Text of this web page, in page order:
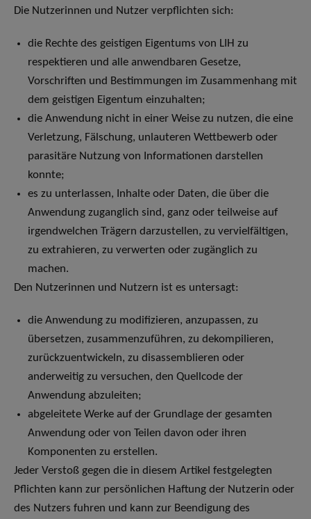
Die Nutzerinnen und Nutzer verpflichten sich:
die Rechte des geistigen Eigentums von LIH zu
respektieren und alle anwendbaren Gesetze,
Vorschriften und Bestimmungen im Zusammenhang mit
dem geistigen Eigentum einzuhalten;
die Anwendung nicht in einer Weise zu nutzen, die eine
Verletzung, Fälschung, unlauteren Wettbewerb oder
parasitäre Nutzung von Informationen darstellen
konnte;
es zu unterlassen, Inhalte oder Daten, die über die
Anwendung zuganglich sind, ganz oder teilweise auf
irgendwelchen Trägern darzustellen, zu vervielfältigen,
zu extrahieren, zu verwerten oder zugänglich zu
machen.
Den Nutzerinnen und Nutzern ist es untersagt:
die Anwendung zu modifizieren, anzupassen, zu
übersetzen, zusammenzuführen, zu dekompilieren,
zurückzuentwickeln, zu disassemblieren oder
anderweitig zu versuchen, den Quellcode der
Anwendung abzuleiten;
abgeleitete Werke auf der Grundlage der gesamten
Anwendung oder von Teilen davon oder ihren
Komponenten zu erstellen.
Jeder Verstoß gegen die in diesem Artikel festgelegten
Pflichten kann zur persönlichen Haftung der Nutzerin oder
des Nutzers fuhren und kann zur Beendigung des